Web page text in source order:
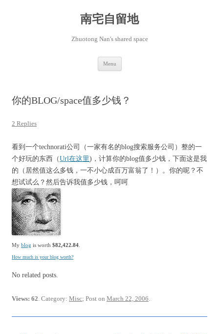
南宅自留地
Zhuotong Nan's shared space
Menu
你的BLOG/space值多少钱？
2 Replies
看到一个technorati公司（一家有名的blog搜索服务公司）整的一
个好玩的东西（Url在这里)，计算你的blog值多少钱，下面这是我
的（居然值这么多钱，一不小心成百万富翁了！）。你的呢？不
想试试么？然后告诉我值多少钱，呵呵
My blog is worth $82,422.84
How much is your blog worth?
No related posts.
Views: 62. Category: Misc; Post on March 22, 2006.